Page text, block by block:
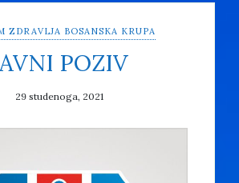
ZDRAVLJA BOSANSKA KRUPA
POZIV
29 studenoga, 2021